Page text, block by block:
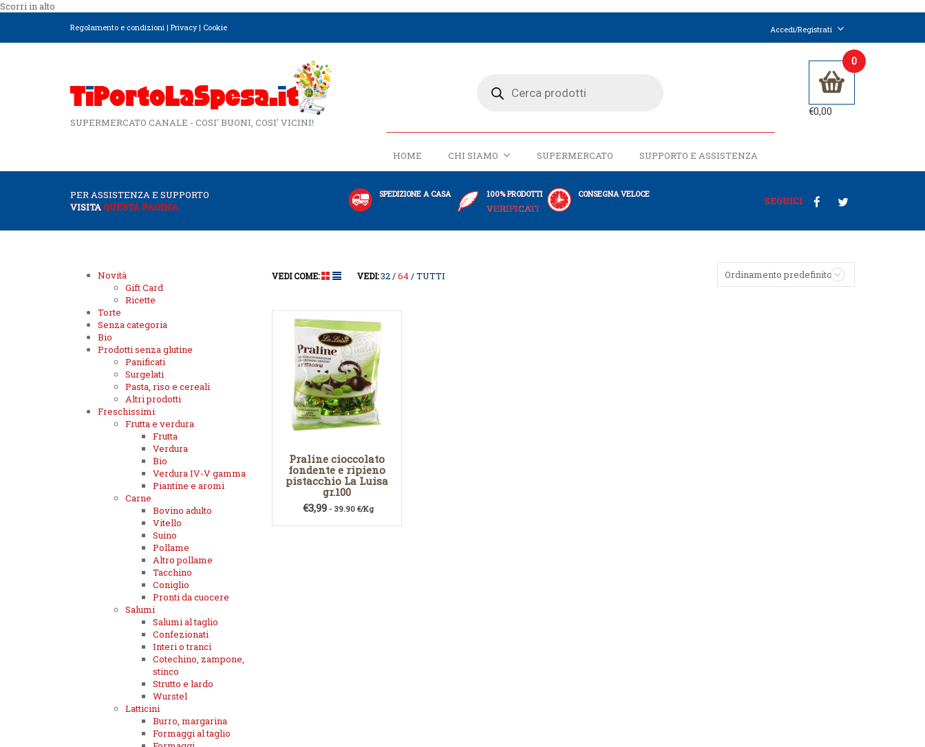
Scorri in alto
Regolamento e condizioni | Privacy| Cookie Accedi/Registrati
SUPERMERCATO CANALE - COSI' BUONI, COSI' VICINI!
HOME CHI SIAMO SUPERMERCATO SUPPORTO E ASSISTENZA
0
€0,00
PER ASSISTENZA E SUPPORTO
VISITAQUESTA PAGINA
SPEDIZIONE A CASA 100% PRODOTTI
VERIFICATI
CONSEGNA VELOCE
SEGUICI
Ordinamento predefinito
VEDI COME: VEDI: 32 64 TUTTI
Praline cioccolato
fondente e ripieno
pistacchio La Luisa
gr.100
€3,99 - 39.90 €/Kg
Novità
Gift Card
Ricette
Torte
Senza categoria
Bio
Prodotti senza glutine
Panificati
Surgelati
Pasta, riso e cereali
Altri prodotti
Freschissimi
Frutta e verdura
Frutta
Verdura
Bio
Verdura IV-V gamma
Piantine e aromi
Carne
Bovino adulto
Vitello
Suino
Pollame
Altro pollame
Tacchino
Coniglio
Pronti da cuocere
Salumi
Salumi al taglio
Confezionati
Interi o tranci
Cotechino, zampone,
stinco
Strutto e lardo
Wurstel
Latticini
Burro, margarina
Formaggi al taglio